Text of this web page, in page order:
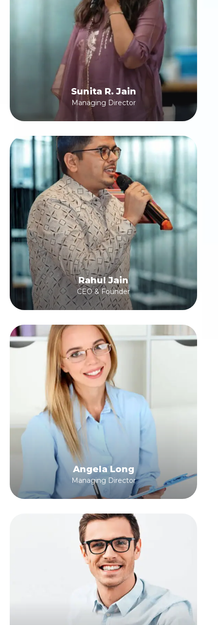
Sunita R. Jain
Managing Director
Rahul Jain
CEO & Founder
Angela Long
Managing Director